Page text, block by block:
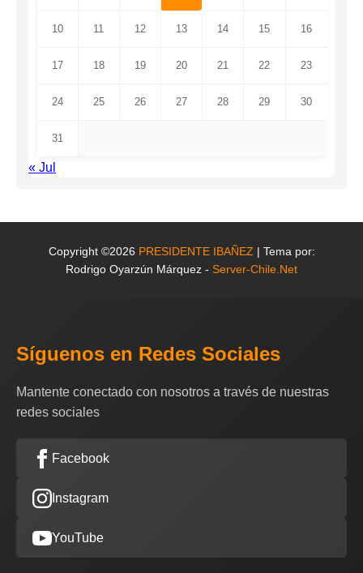
10 11 12 13 14 15 16
17 18 19 20 21 22 23
24 25 26 27 28 29 30
31
« Jul
Copyright ©2026 PRESIDENTE IBAÑEZ | Tema por:
Rodrigo Oyarzún Márquez - Server-Chile.Net
Síguenos en Redes Sociales
Mantente conectado con nosotros a través de nuestras
redes sociales
Facebook
Instagram
YouTube